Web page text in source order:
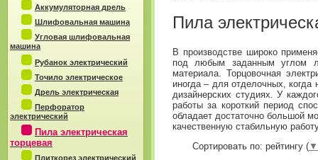
Аккумуляторная дрель
Шлифовальная машина
Угловая шлифовальная
машина
Рубанок электрический
Точило электрическое
Дрель электрическая
Перфоратор
электрический
Пила электрическая
торцевая
Плиткорез электрический
Пила
В производстве широко
под любым заданным углом
материала. Торцовочная
иногда – для отделочных, когда
дизайнерских студиях. У
работы за короткий период
обладает достаточно большой
качественную стабильную
Сортировать по: рейтингу ( ▼